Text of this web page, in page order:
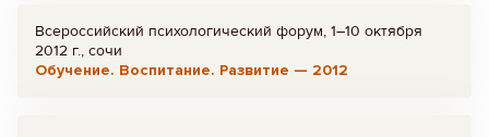
Всероссийский психологический форум, 1–10 октября
2012 г., сочи
Обучение. Воспитание. Развитие — 2012